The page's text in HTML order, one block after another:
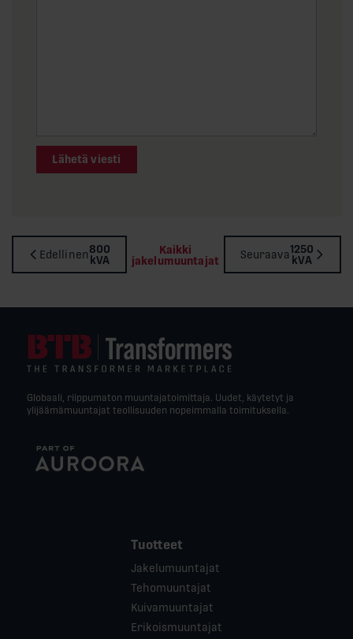
Lähetä viesti
Edellinen800
kVA
Kaikki
jakelumuuntajat
Seuraava1250
kVA
Globaali, riippumaton muuntajatoimittaja. Uudet, käytetyt ja
ylijäämämuuntajat teollisuuden nopeimmalla toimituksella.
Tuotteet
Jakelumuuntajat
Tehomuuntajat
Kuivamuuntajat
Erikoismuuntajat